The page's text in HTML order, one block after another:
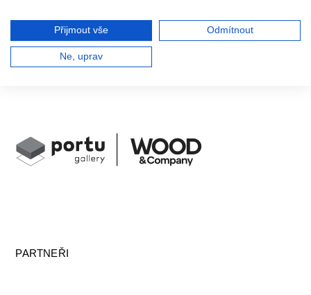
PARTNEŘI
Přijmout vše Odmítnout
Ne, uprav